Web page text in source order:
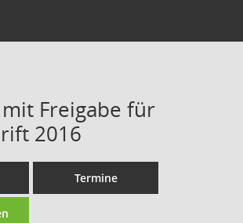
Freigabe für
2016
Termine